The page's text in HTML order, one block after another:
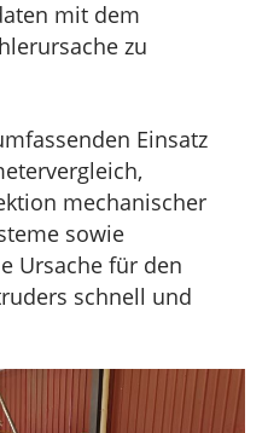
mit dem
zu
Einsatz
mechanischer
sowie
Ursache für den
schnell und